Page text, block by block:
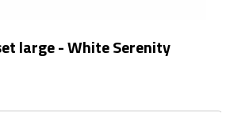
large - White Serenity